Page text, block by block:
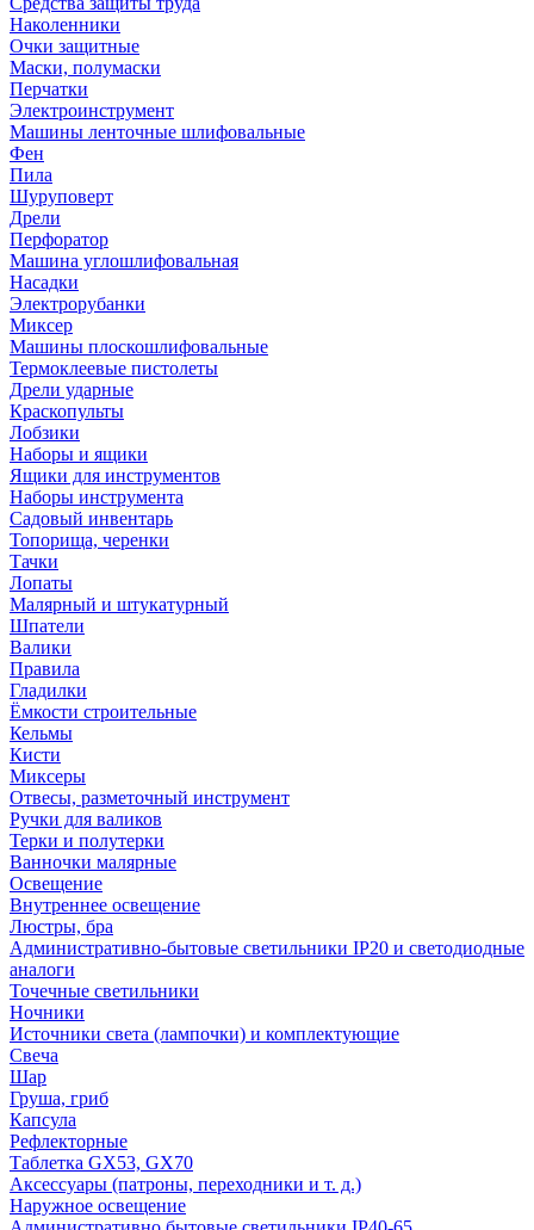
Наколенники
Очки защитные
Маски, полумаски
Перчатки
Электроинструмент
Машины ленточные шлифовальные
Фен
Пила
Шуруповерт
Дрели
Перфоратор
Машина углошлифовальная
Насадки
Электрорубанки
Миксер
Машины плоскошлифовальные
Термоклеевые пистолеты
Дрели ударные
Краскопульты
Лобзики
Наборы и ящики
Ящики для инструментов
Наборы инструмента
Садовый инвентарь
Топорища, черенки
Тачки
Лопаты
Малярный и штукатурный
Шпатели
Валики
Правила
Гладилки
Ёмкости строительные
Кельмы
Кисти
Миксеры
Отвесы, разметочный инструмент
Ручки для валиков
Терки и полутерки
Ванночки малярные
Освещение
Внутреннее освещение
Люстры, бра
Административно-бытовые светильники IP20 и светодиодные
аналоги
Точечные светильники
Ночники
Источники света (лампочки) и комплектующие
Свеча
Шар
Груша, гриб
Капсула
Рефлекторные
Таблетка GX53, GX70
Аксессуары (патроны, переходники и т. д.)
Наружное освещение